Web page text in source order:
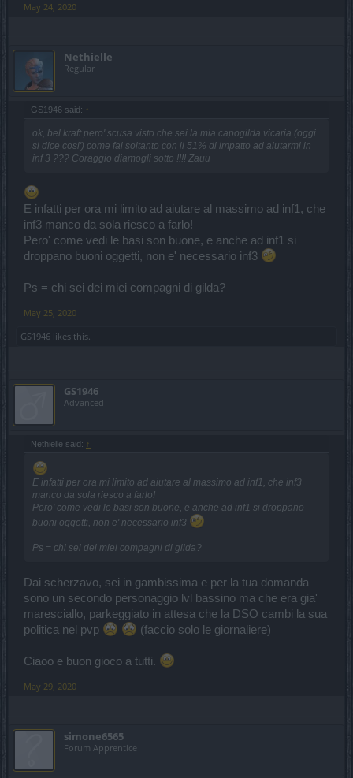
May 24, 2020
Nethielle
Regular
GS1946 said: ↑
ok, bel kraft pero' scusa visto che sei la mia capogilda vicaria (oggi
si dice cosi') come fai soltanto con il 51% di impatto ad aiutarmi in
inf 3 ??? Coraggio diamogli sotto !!!! Zauu
E infatti per ora mi limito ad aiutare al massimo ad inf1, che
inf3 manco da sola riesco a farlo!
Pero' come vedi le basi son buone, e anche ad inf1 si
droppano buoni oggetti, non e' necessario inf3
Ps = chi sei dei miei compagni di gilda?
May 25, 2020
GS1946 likes this.
GS1946
Advanced
Nethielle said: ↑
E infatti per ora mi limito ad aiutare al massimo ad inf1, che inf3
manco da sola riesco a farlo!
Pero' come vedi le basi son buone, e anche ad inf1 si droppano
buoni oggetti, non e' necessario inf3
Ps = chi sei dei miei compagni di gilda?
Dai scherzavo, sei in gambissima e per la tua domanda
sono un secondo personaggio lvl bassino ma che era gia'
maresciallo, parkeggiato in attesa che la DSO cambi la sua
politica nel pvp
(faccio solo le giornaliere)
Ciaoo e buon gioco a tutti.
May 29, 2020
simone6565
Forum Apprentice